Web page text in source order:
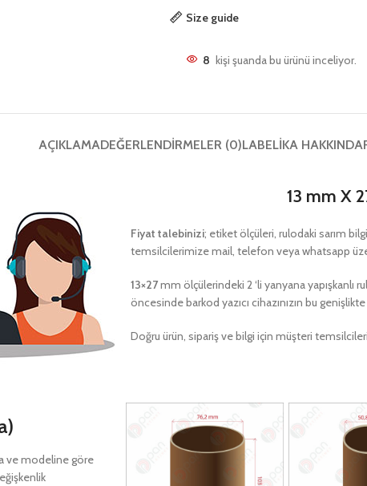
Size guide
8 kişi şuanda bu ürünü inceliyor.
AÇIKLAMADEĞERLENDIRMELER (0)LABELIKA HAKKINDA
13 mm X
Fiyat talebinizi; etiket ölçüleri, rulodaki sarım
temsilcilerimize mail, telefon veya whatsapp
13×27mm ölçülerindeki 2 ‘li yanyana yapışkanlı
öncesinde barkod yazıcı cihazınızın bu
Doğru ürün, sipariş ve bilgi için müşteri
ve modeline göre